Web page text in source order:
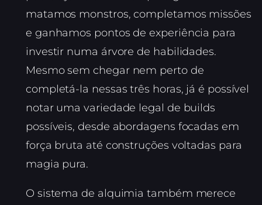
matamos monstros, completamos missões
e ganhamos pontos de experiência para
investir numa árvore de habilidades.
Mesmo sem chegar nem perto de
completá-la nessas três horas, já é possível
notar uma variedade legal de builds
possíveis, desde abordagens focadas em
força bruta até construções voltadas para
magia pura.
O sistema de alquimia também merece